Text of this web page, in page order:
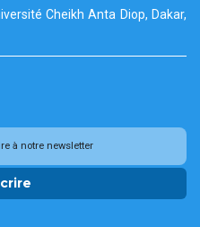
CheikhAnta Diop, Dakar,